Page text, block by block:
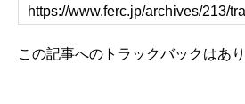
この記事へのトラックバックはあり